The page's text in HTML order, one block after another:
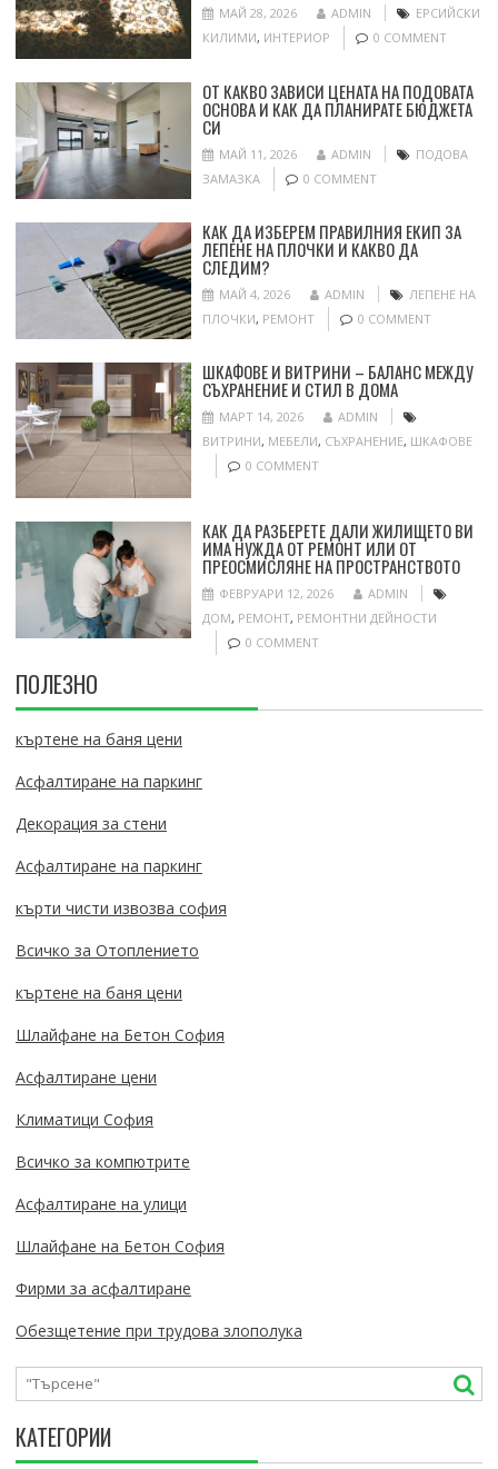
МАЙ 28, 2026 ADMIN
ЕРСИЙСКИ
КИЛИМИ, ИНТЕРИОР 0 COMMENT
ОТ КАКВО ЗАВИСИ ЦЕНАТА НА ПОДОВАТА
ОСНОВА И КАК ДА ПЛАНИРАТЕ БЮДЖЕТА
СИ
МАЙ 11, 2026 ADMIN
ПОДОВА
ЗАМАЗКА
0 COMMENT
КАК ДА ИЗБЕРЕМ ПРАВИЛНИЯ ЕКИП ЗА
ЛЕПЕНЕ НА ПЛОЧКИ И КАКВО ДА
СЛЕДИМ?
МАЙ 4, 2026 ADMIN
ЛЕПЕНЕ НА
ПЛОЧКИ, РЕМОНТ 0 COMMENT
ШКАФОВЕ И ВИТРИНИ – БАЛАНС МЕЖДУ
СЪХРАНЕНИЕ И СТИЛ В ДОМА
МАРТ 14, 2026
ADMIN
ВИТРИНИ, МЕБЕЛИ, СЪХРАНЕНИЕ, ШКАФОВЕ
0 COMMENT
КАК ДА РАЗБЕРЕТЕ ДАЛИ ЖИЛИЩЕТО ВИ
ИМА НУЖДА ОТ РЕМОНТ ИЛИ ОТ
ПРЕОСМИСЛЯНЕ НА ПРОСТРАНСТВОТО
ФЕВРУАРИ 12, 2026
ADMIN
ДОМ, РЕМОНТ, РЕМОНТНИ ДЕЙНОСТИ
0 COMMENT
ПОЛЕЗНО
къртене на баня цени
Асфалтиране на паркинг
Декорация за стени
Асфалтиране на паркинг
кърти чисти извозва софия
Всичко за Отоплението
къртене на баня цени
Шлайфане на Бетон София
Асфалтиране цени
Климатици София
Всичко за компютрите
Асфалтиране на улици
Шлайфане на Бетон София
Фирми за асфалтиране
Обезщетение при трудова злополука
КАТЕГОРИИ